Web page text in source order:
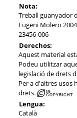
Nota:
Treball guanyador
Eugeni Molero
23456-006
Derechos:
Aquest material
Podeu utilitzar
legislació de drets
Per a d'altres usos
drets.
Lengua:
Català